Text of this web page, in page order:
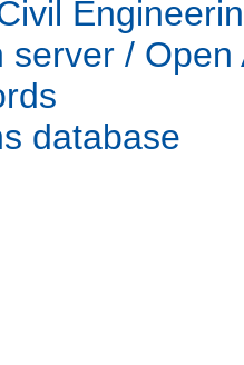
server / Open
database